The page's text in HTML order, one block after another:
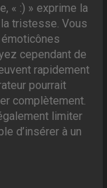
« :) » exprime la
la tristesse. Vous
cependant de
rapidement
pourrait
complètement.
limiter
d’insérer à un